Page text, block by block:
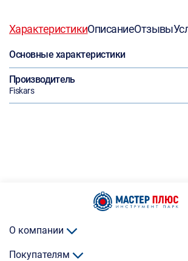
ХарактеристикиОписаниеОтзывы
Основные характеристики
Производитель
Fiskars
О компании
Покупателям